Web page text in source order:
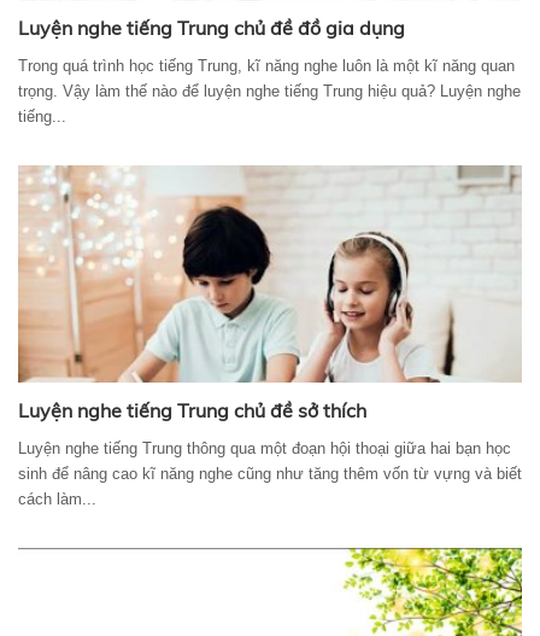
Luyện nghe tiếng Trung chủ đề đồ gia dụng
Trong quá trình học tiếng Trung, kĩ năng nghe luôn là một kĩ năng quan
trọng. Vậy làm thế nào để luyện nghe tiếng Trung hiệu quả? Luyện nghe
tiếng...
Luyện nghe tiếng Trung chủ đề sở thích
Luyện nghe tiếng Trung thông qua một đoạn hội thoại giữa hai bạn học
sinh để nâng cao kĩ năng nghe cũng như tăng thêm vốn từ vựng và biết
cách làm...